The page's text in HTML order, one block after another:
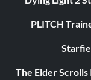
PLITCH
The Elder